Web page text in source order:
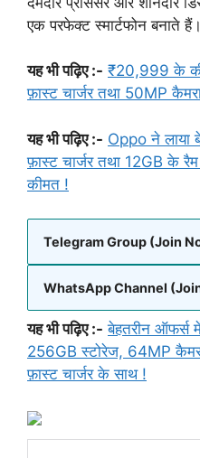
एक परफेक्ट स्मार्टफोन बनाते हैं।
यह भी पढ़िए :- ₹20,999 के
फ़ास्ट चार्जर तथा 50MP
यह भी पढ़िए :- Oppo ने लाया
फ़ास्ट चार्जर तथा 12GB के
कीमत !
Telegram Group (Join
WhatsApp Channel
यह भी पढ़िए :- बेहतरीन ऑफर्स
256GB स्टोरेज, 64MP
फ़ास्ट चार्जर के साथ !